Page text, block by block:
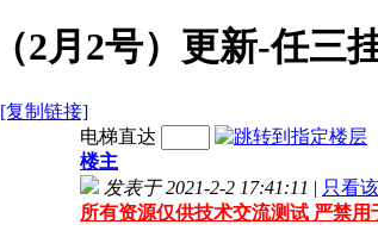
（2月2号）更新-任三
[复制链接]
电梯直达
楼主
发表于 2021-2-2 17:41:11 | 只看
所有资源仅供技术交流测试 严禁